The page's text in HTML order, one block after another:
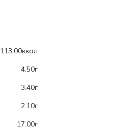
113.00ккал
4.50г
3.40г
2.10г
17.00г